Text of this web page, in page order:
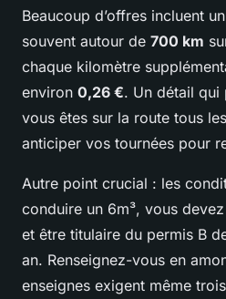
Beaucoup d’offres incluent
souvent autour de 700 km
chaque kilomètre
environ 0,26 €. Un détail qui
vous êtes sur la route tous
anticiper vos tournées pour
Autre point crucial : les
conduire un 6m³, vous
et être titulaire du permis B
an. Renseignez-vous en
enseignes exigent même